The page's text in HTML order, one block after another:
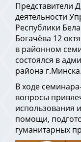
Представители
деятельности
Республики
Богачёва 12
в районном
состоялся в
района г.Минска.
В ходе
вопросы
использования
помощи,
гуманитарных